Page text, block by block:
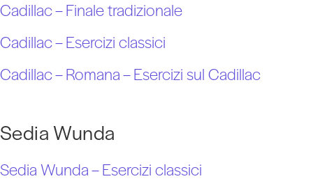
Cadillac – Finale tradizionale
Cadillac – Esercizi classici
Cadillac – Romana – Esercizi sul Cadillac
Sedia Wunda
Sedia Wunda – Esercizi classici